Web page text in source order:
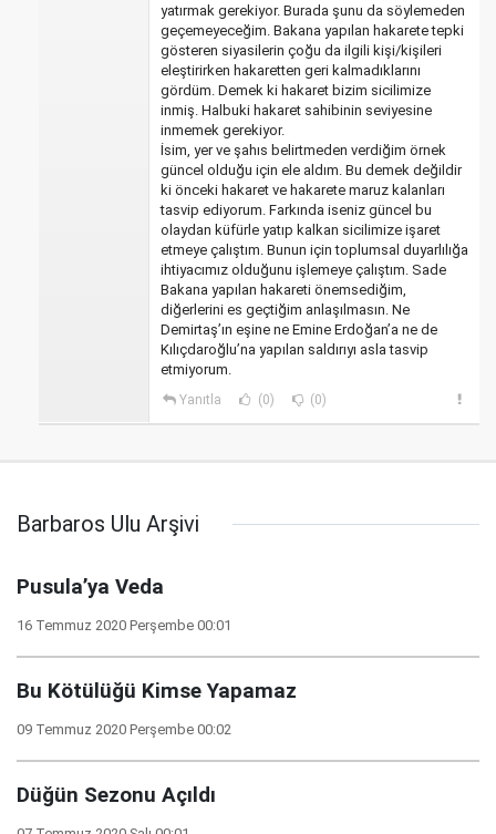
yatırmak gerekiyor. Burada şunu da söylemeden
geçemeyeceğim. Bakana yapılan hakarete tepki
gösteren siyasilerin çoğu da ilgili kişi/kişileri
eleştirirken hakaretten geri kalmadıklarını
gördüm. Demek ki hakaret bizim sicilimize
inmiş. Halbuki hakaret sahibinin seviyesine
inmemek gerekiyor.
İsim, yer ve şahıs belirtmeden verdiğim örnek
güncel olduğu için ele aldım. Bu demek değildir
ki önceki hakaret ve hakarete maruz kalanları
tasvip ediyorum. Farkında iseniz güncel bu
olaydan küfürle yatıp kalkan sicilimize işaret
etmeye çalıştım. Bunun için toplumsal duyarlılığa
ihtiyacımız olduğunu işlemeye çalıştım. Sade
Bakana yapılan hakareti önemsediğim,
diğerlerini es geçtiğim anlaşılmasın. Ne
Demirtaş’ın eşine ne Emine Erdoğan’a ne de
Kılıçdaroğlu’na yapılan saldırıyı asla tasvip
etmiyorum.
Yanıtla (0) (0)
Barbaros Ulu Arşivi
Pusula’ya Veda
16 Temmuz 2020 Perşembe 00:01
Bu Kötülüğü Kimse Yapamaz
09 Temmuz 2020 Perşembe 00:02
Düğün Sezonu Açıldı